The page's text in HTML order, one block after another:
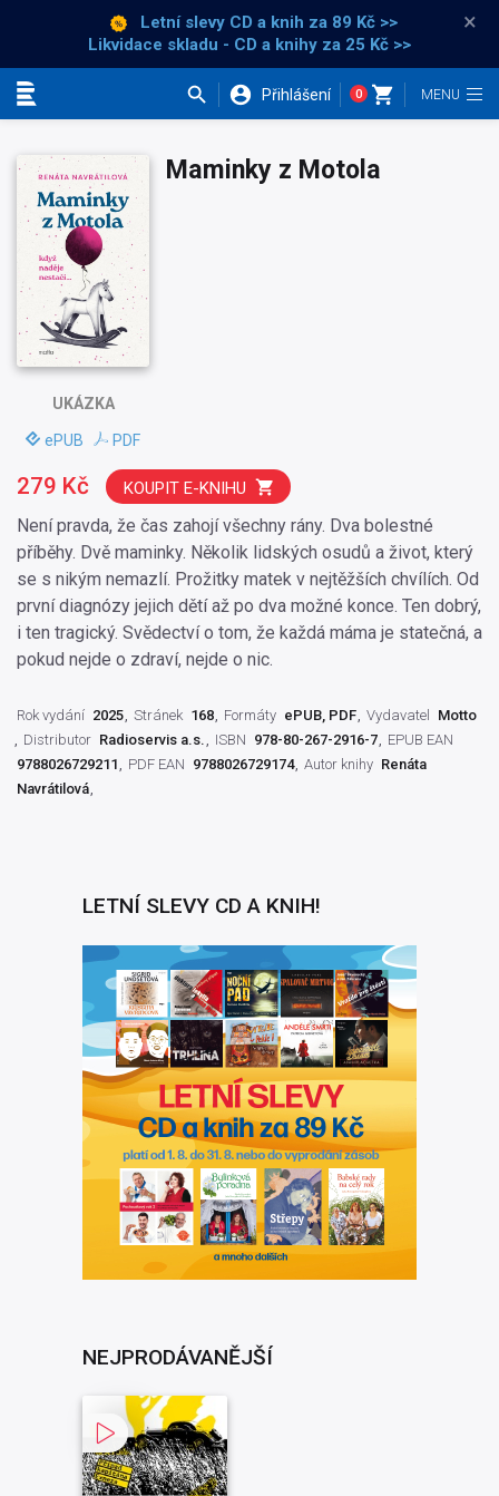
Letní slevy CD a knih za 89 Kč >>
Likvidace skladu - CD a knihy za 25 Kč >>
×
Přihlášení 0
UKÁZKA
ePUB PDF
Maminky z Motola
Není pravda, že čas zahojí všechny rány. Dva bolestné
příběhy. Dvě maminky. Několik lidských osudů a život, který
se s nikým nemazlí. Prožitky matek v nejtěžších chvílích. Od
první diagnózy jejich dětí až po dva možné konce. Ten dobrý,
i ten tragický. Svědectví o tom, že každá máma je statečná, a
pokud nejde o zdraví, nejde o nic.
279 Kč KOUPIT E-KNIHU
Rok vydání 2025 Stránek 168 Formáty ePUB, PDF Vydavatel
Motto
Distributor Radioservis a.s. ISBN 978-80-267-2916-7
EPUB EAN
9788026729211
PDF EAN 9788026729174 Autor knihy Renáta
Navrátilová
LETNÍ SLEVY CD A KNIH!
NEJPRODÁVANĚJŠÍ